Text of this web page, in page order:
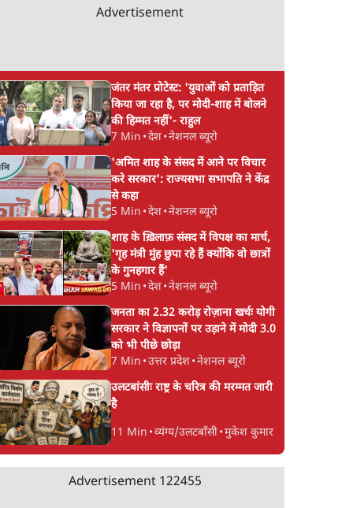
Advertisement
जंतर मंतर प्रोटेस्ट: 'युवाओं को प्रताड़ित
किया जा रहा है, पर मोदी-शाह में बोलने
की हिम्मत नहीं'- राहुल
7 Min •देश•नेशनल ब्यूरो
'अमित शाह के संसद में आने पर विचार
करे सरकार': राज्यसभा सभापति ने केंद्र
से कहा
5 Min •देश•नेशनल ब्यूरो
शाह के ख़िलाफ़ संसद में विपक्ष का मार्च,
'गृह मंत्री मुंह छुपा रहे हैं क्योंकि वो छात्रों
के गुनहगार हैं'
5 Min •देश•नेशनल ब्यूरो
जनता का 2.32 करोड़ रोज़ाना खर्चः योगी
सरकार ने विज्ञापनों पर उड़ाने में मोदी 3.0
को भी पीछे छोड़ा
7 Min •उत्तर प्रदेश•नेशनल ब्यूरो
उलटबांसीः राष्ट्र के चरित्र की मरम्मत जारी
है
11 Min •व्यंग्य/उलटबाँसी•मुकेश कुमार
Advertisement 122455